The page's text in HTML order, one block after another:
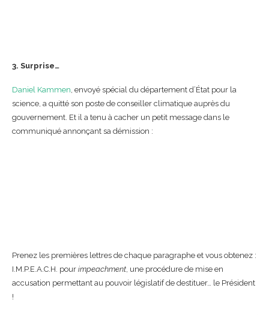
3. Surprise…
Daniel Kammen , envoyé spécial du département d’État pour la
science, a quitté son poste de conseiller climatique auprès du
gouvernement. Et il a tenu à cacher un petit message dans le
communiqué annonçant sa démission :
Prenez les premières lettres de chaque paragraphe et vous obtenez :
I.M.P.E.A.C.H. pour impeachment , une procédure de mise en
accusation permettant au pouvoir législatif de destituer… le Président
!